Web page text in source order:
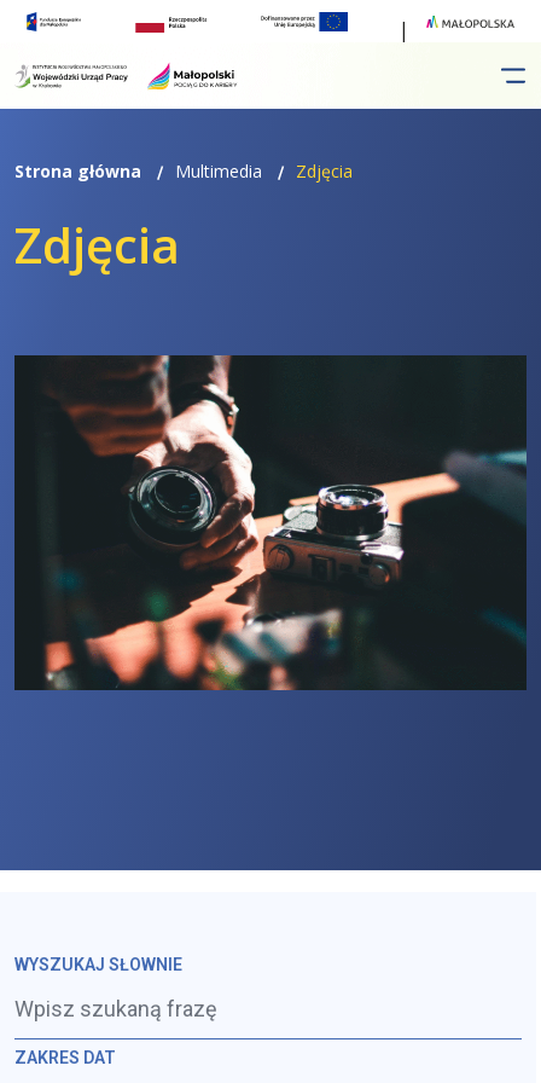
Przejdź
menu
Przejdź
treści
Strona główna Multimedia Zdjęcia
Zdjęcia
WYSZUKAJ SŁOWNIE
ZAKRES DAT